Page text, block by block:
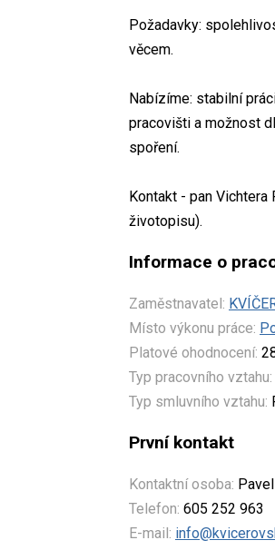
Požadavky:
věcem.
Nabízíme: stabilní
pracovišti a možnost
spoření.
Kontakt - pan
životopisu).
Informace o
Zaměstnavatel:
Místo výkonu práce:
Platové ohodnocení:
Typ pracovního vztahu:
Typ smluvního vztahu:
První kontakt
Kontaktní osoba:
Telefon: 605 252 963
E-mail: